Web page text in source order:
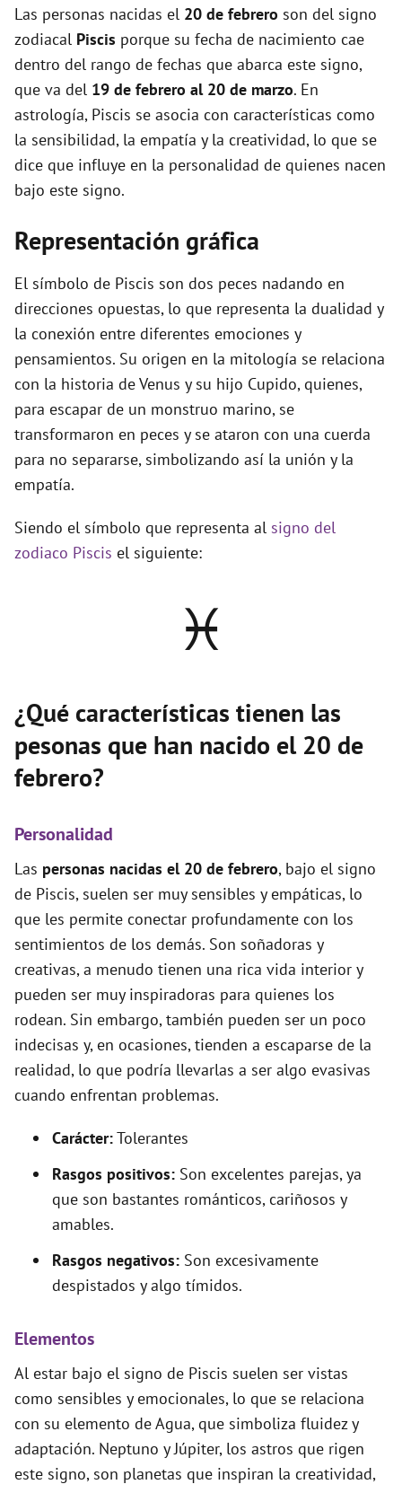
Las personas nacidas el 20 de febrero son del signo
zodiacal Piscis porque su fecha de nacimiento cae
dentro del rango de fechas que abarca este signo,
que va del 19 de febrero al 20 de marzo. En
astrología, Piscis se asocia con características como
la sensibilidad, la empatía y la creatividad, lo que se
dice que influye en la personalidad de quienes nacen
bajo este signo.
Representación gráfica
El símbolo de Piscis son dos peces nadando en
direcciones opuestas, lo que representa la dualidad y
la conexión entre diferentes emociones y
pensamientos. Su origen en la mitología se relaciona
con la historia de Venus y su hijo Cupido, quienes,
para escapar de un monstruo marino, se
transformaron en peces y se ataron con una cuerda
para no separarse, simbolizando así la unión y la
empatía.
Siendo el símbolo que representa al signo del
zodiaco Piscis el siguiente:
♓
¿Qué características tienen las
pesonas que han nacido el 20 de
febrero?
Personalidad
Las personas nacidas el 20 de febrero, bajo el signo
de Piscis, suelen ser muy sensibles y empáticas, lo
que les permite conectar profundamente con los
sentimientos de los demás. Son soñadoras y
creativas, a menudo tienen una rica vida interior y
pueden ser muy inspiradoras para quienes los
rodean. Sin embargo, también pueden ser un poco
indecisas y, en ocasiones, tienden a escaparse de la
realidad, lo que podría llevarlas a ser algo evasivas
cuando enfrentan problemas.
Carácter:Tolerantes
Rasgos positivos: Son excelentes parejas, ya
que son bastantes románticos, cariñosos y
amables.
Rasgos negativos: Son excesivamente
despistados y algo tímidos.
Elementos
Al estar bajo el signo de Piscis suelen ser vistas
como sensibles y emocionales, lo que se relaciona
con su elemento de Agua, que simboliza fluidez y
adaptación. Neptuno y Júpiter, los astros que rigen
este signo, son planetas que inspiran la creatividad,